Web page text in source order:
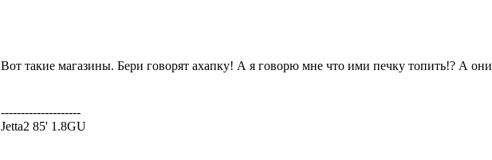
Вот такие магазины. Бери говорят ахапку! А я говорю мне что ими печку топить!? А они
--------------------
Jetta2 85' 1.8GU